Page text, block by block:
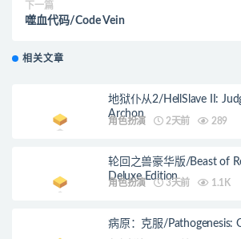
下一篇
噬血代码/Code Vein
相关文章
地狱仆从2/HellSlave II:
Archon
角色扮演 2天前 289
轮回之兽豪华版/Beast of
Deluxe Edition
角色扮演 3天前 1.1K
病原：克服/Pathogenesis: